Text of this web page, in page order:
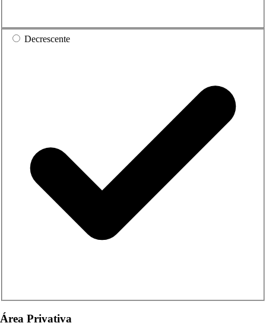
Decrescente
Área Privativa